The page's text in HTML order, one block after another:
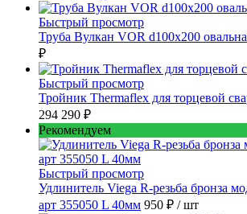
Быстрый просмотр
Труба Вулкан VOR d100x200
₽
Быстрый просмотр
Тройник Thermaflex для торцевой
294 290 ₽
Рекомендуем
Быстрый просмотр
Удлинитель Viega R-резьба бронза
арт 355050 L 40мм 950 ₽ / шт